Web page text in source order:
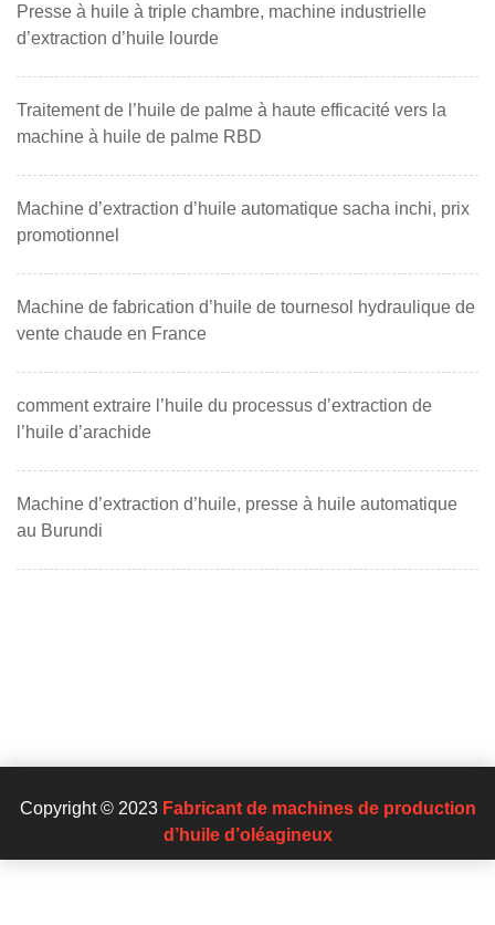
Presse à huile à triple chambre, machine industrielle
d’extraction d’huile lourde
Traitement de l’huile de palme à haute efficacité vers la
machine à huile de palme RBD
Machine d’extraction d’huile automatique sacha inchi, prix
promotionnel
Machine de fabrication d’huile de tournesol hydraulique de
vente chaude en France
comment extraire l’huile du processus d’extraction de
l’huile d’arachide
Machine d’extraction d’huile, presse à huile automatique
au Burundi
Copyright © 2023 Fabricant de machines de production
d’huile d’oléagineux